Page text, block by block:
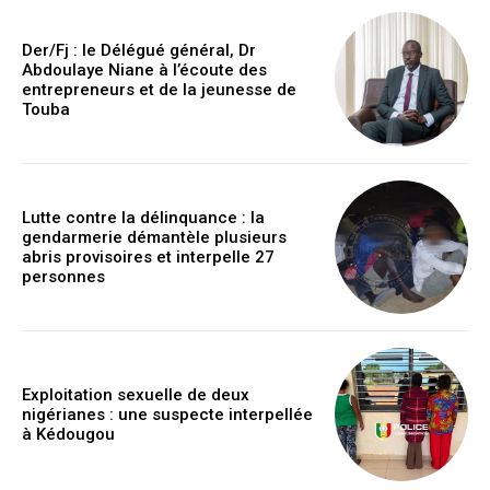
Der/Fj : le Délégué général, Dr
Abdoulaye Niane à l’écoute des
entrepreneurs et de la jeunesse de
Touba
Lutte contre la délinquance : la
gendarmerie démantèle plusieurs
abris provisoires et interpelle 27
personnes
Exploitation sexuelle de deux
nigérianes : une suspecte interpellée
à Kédougou